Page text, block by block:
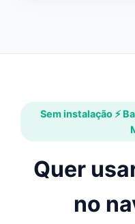
Sem instalação ⚡
Quer
no